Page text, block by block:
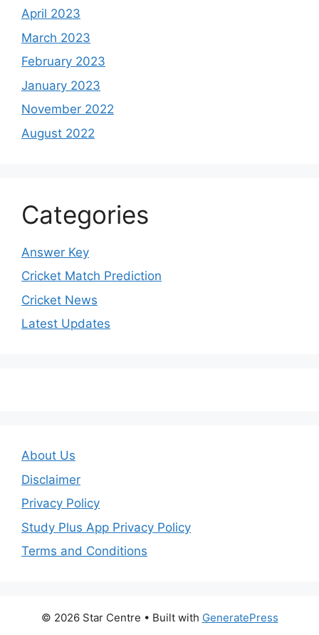
April 2023
March 2023
February 2023
January 2023
November 2022
August 2022
Categories
Answer Key
Cricket Match Prediction
Cricket News
Latest Updates
About Us
Disclaimer
Privacy Policy
Study Plus App Privacy Policy
Terms and Conditions
© 2026 Star Centre • Built with GeneratePress